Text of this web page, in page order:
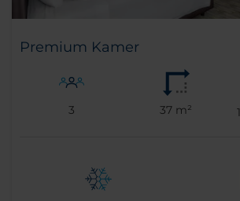
Premium Kamer
3 37 m² 1